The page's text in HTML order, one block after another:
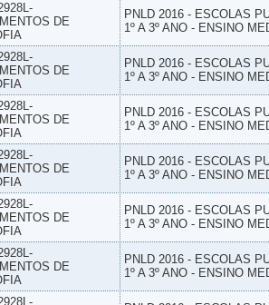
DE
PNLD 2016 - ESCOLAS
1º A 3º ANO - ENSINO
DE
PNLD 2016 - ESCOLAS
1º A 3º ANO - ENSINO
DE
PNLD 2016 - ESCOLAS
1º A 3º ANO - ENSINO
DE
PNLD 2016 - ESCOLAS
1º A 3º ANO - ENSINO
DE
PNLD 2016 - ESCOLAS
1º A 3º ANO - ENSINO
DE
PNLD 2016 - ESCOLAS
1º A 3º ANO - ENSINO